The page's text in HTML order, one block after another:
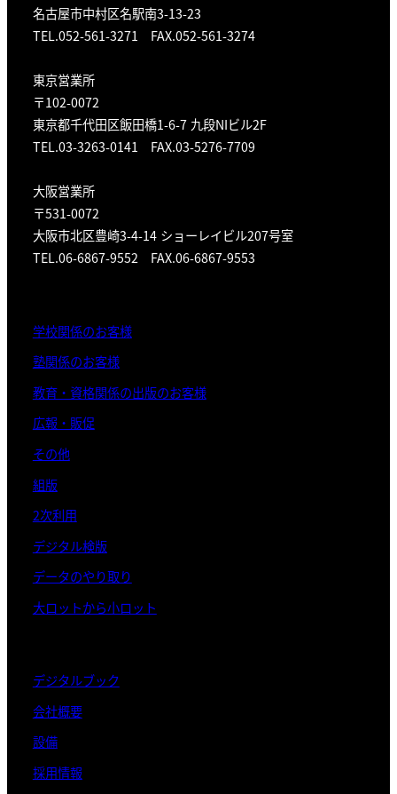
名古屋市中村区名駅南3-13-23
TEL.052-561-3271 FAX.052-561-3274
東京営業所
〒102-0072
東京都千代田区飯田橋1-6-7 九段NIビル2F
TEL.03-3263-0141 FAX.03-5276-7709
大阪営業所
〒531-0072
大阪市北区豊崎3-4-14 ショーレイビル207号室
TEL.06-6867-9552 FAX.06-6867-9553
学校関係のお客様
塾関係のお客様
教育・資格関係の出版のお客様
広報・販促
その他
組版
2次利用
デジタル検版
データのやり取り
大ロットから小ロット
デジタルブック
会社概要
設備
採用情報